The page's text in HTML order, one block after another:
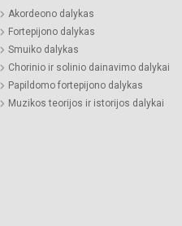
Akordeono dalykas
Fortepijono dalykas
Smuiko dalykas
Chorinio ir solinio dainavimo dalykai
Papildomo fortepijono dalykas
Muzikos teorijos ir istorijos dalykai